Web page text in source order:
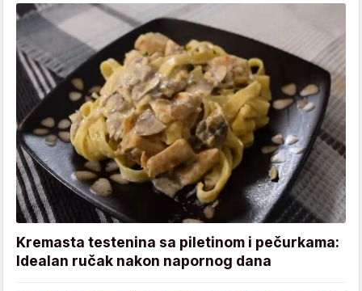
Kremasta testenina sa piletinom i pečurkama:
Idealan ručak nakon napornog dana